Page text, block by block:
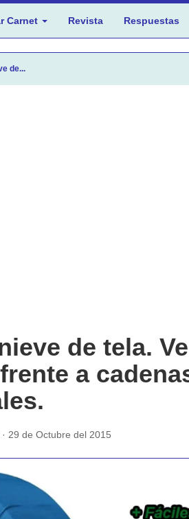
Carnet Revista Respuestas
de...
de tela.
a
· 29 de Octubre del 2015